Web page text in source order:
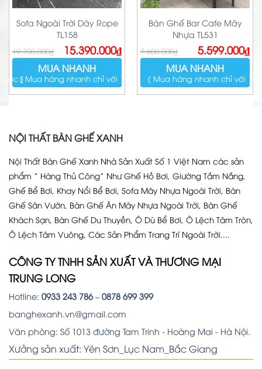
Sofa Ngoài Trời Dây Rope
TL158
19.700.000₫
Giá
gốc
là:
19.700.000₫.
15.390.000₫
Giá
hiện
tại
15.390.000₫.
MUA NHANH
( Mua hàng nhanh chỉ với 1 bước )
Bàn Ghế Bar Cafe Mây
Nhựa TL531
7.600.000₫
Giá
gốc
là:
7.600.000₫.
5.599.000₫
Giá
hiện
tại
5.599.000₫.
MUA NHANH
( Mua hàng nhanh chỉ với 1
)
NỘI THẤT BÀN GHẾ XANH
Nội Thất Bàn Ghế Xanh Nhà Sản Xuất Số 1 Việt Nam các sản
phẩm ” Hàng Thủ Công” Như Ghế Hồ Bơi, Giường Tắm Nắng,
Ghế Bể Bơi, Khay Nổi Bể Bơi, Sofa Mây Nhựa Ngoài Trời, Bàn
Ghế Sân Vườn, Bàn Ghế Ăn Mây Nhựa Ngoài Trời, Bàn Ghế
Khách Sạn, Bàn Ghế Du Thuyền, Ô Dù Bể Bơi, Ô Lệch Tâm Tròn,
Ô Lệch Tâm Vuông, Các Sản Phẩm Trang Trí Ngoài Trời....
CÔNG TY TNHH SẢN XUẤT VÀ THƯƠNG MẠI
TRUNG LONG
Hotline: 0933 243 786– 0878 699 399
banghexanh.vn@gmail.com
Văn phòng: Số 1013 đường Tam Trinh - Hoàng Mai - Hà Nội.
Xưởng sản xuất: Yên Sơn_Lục Nam_Bắc Giang